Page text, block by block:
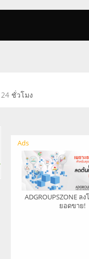
ชั่วโมง
Ads
ADGROUPSZONE ล
ยอดขาย!